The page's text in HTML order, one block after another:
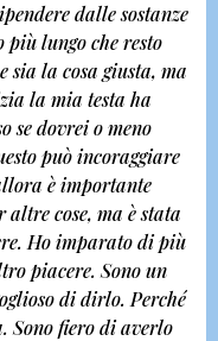
dalle sostanze
più lungo che resto
sia la cosa giusta, ma
la mia testa ha
se dovrei o meno
può incoraggiare
è importante
cose, ma è stata
Ho imparato di più
piacere. Sono un
di dirlo. Perché
Sono fiero di averlo